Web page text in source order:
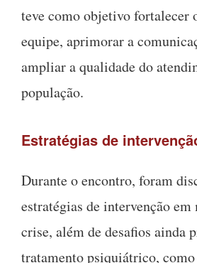
teve como objetivo fortalecer
equipe, aprimorar a
ampliar a qualidade do
população.
Estratégias de
Durante o encontro, foram
estratégias de intervenção em
crise, além de desafios ainda
tratamento psiquiátrico,